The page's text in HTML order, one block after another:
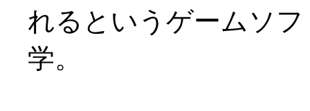
れるというゲームソ
学。